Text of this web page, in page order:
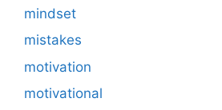
mindset
mistakes
motivation
motivational